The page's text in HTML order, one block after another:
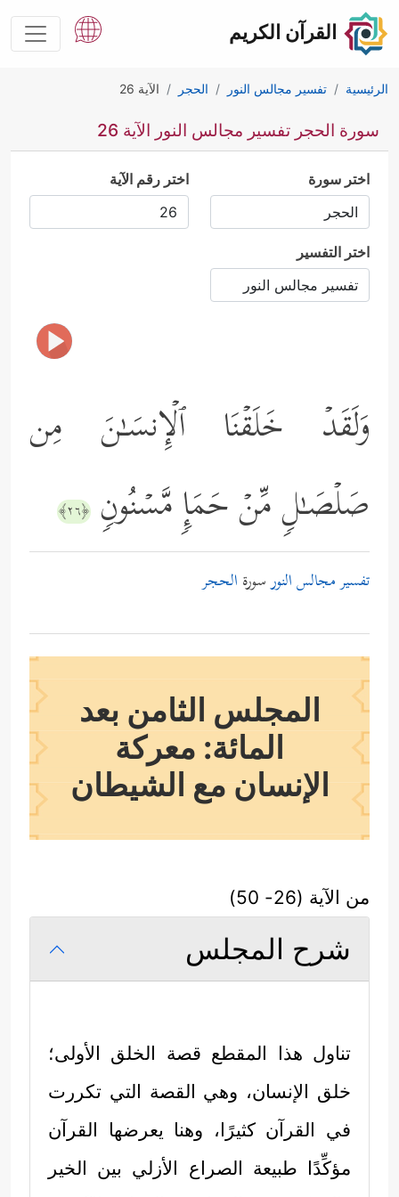
القرآن الكريم
الرئيسية تفسير مجالس النور الحجر الآية 26
سورة الحجر تفسير مجالس النور الآية 26
اختر سورة اختر رقم الآية
اختر التفسير
وَلَقَدۡ خَلَقۡنَا ٱلۡإِنسَـٰنَ مِن
صَلۡصَـٰلࣲ مِّنۡ حَمَإࣲ مَّسۡنُونࣲ ﴿٢٦﴾
تفسير مجالس النورسورة الحجر
المجلس الثامن بعد
المائة: معركة
الإنسان مع الشيطان
من الآية (26- 50)
شرح المجلس
تناول هذا المقطع قصة الخلق الأولى؛
خلق الإنسان، وهي القصة التي تكررت
في القرآن كثيرًا، وهنا يعرضها القرآن
مؤكِّدًا طبيعة الصراع الأزلي بين الخير